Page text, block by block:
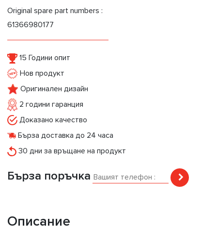
Original spare part numbers :
61366980177
15 Години опит
Нов продукт
Оригинален дизайн
2 години гаранция
Доказано качество
Бърза доставка до 24 часа
30 дни за връщане на продукт
Бърза поръчка
Описание